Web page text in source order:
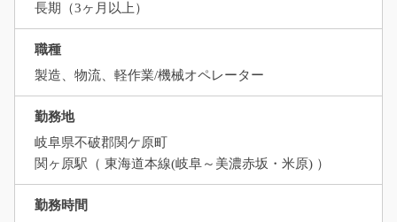
長期（3ヶ月以上）
職種
製造、物流、軽作業/機械オペレーター
勤務地
岐阜県不破郡関ケ原町
関ヶ原駅（ 東海道本線(岐阜～美濃赤坂・米原) ）
勤務時間